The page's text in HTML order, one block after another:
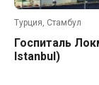
Турция, Стамбул
Госпиталь
Istanbul)